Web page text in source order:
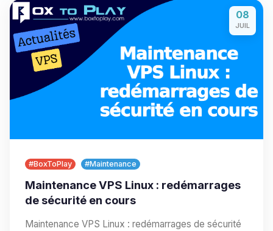
08
JUIL
#BoxToPlay #Maintenance
Maintenance VPS Linux : redémarrages
de sécurité en cours
Maintenance VPS Linux : redémarrages de sécurité